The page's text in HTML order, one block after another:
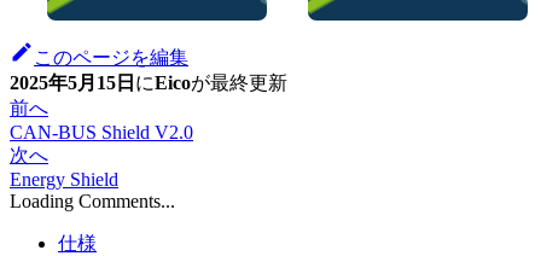
このページを編集
2025年5月15日 にEicoが最終更新
前へ
CAN-BUS Shield V2.0
次へ
Energy Shield
Loading Comments...
仕様